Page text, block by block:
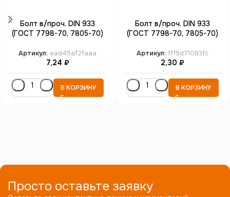
Болт в/проч. DIN 933
(ГОСТ 7798-70, 7805-70)
8.8 цинк
Артикул: ead45af2faaa
7,24 ₽
В КОРЗИНУ
Болт в/проч. DIN 933
(ГОСТ 7798-70, 7805-70)
10.9 цинк
Артикул: fff9d71083fc
2,30 ₽
В КОРЗИНУ
Просто оставьте заявку